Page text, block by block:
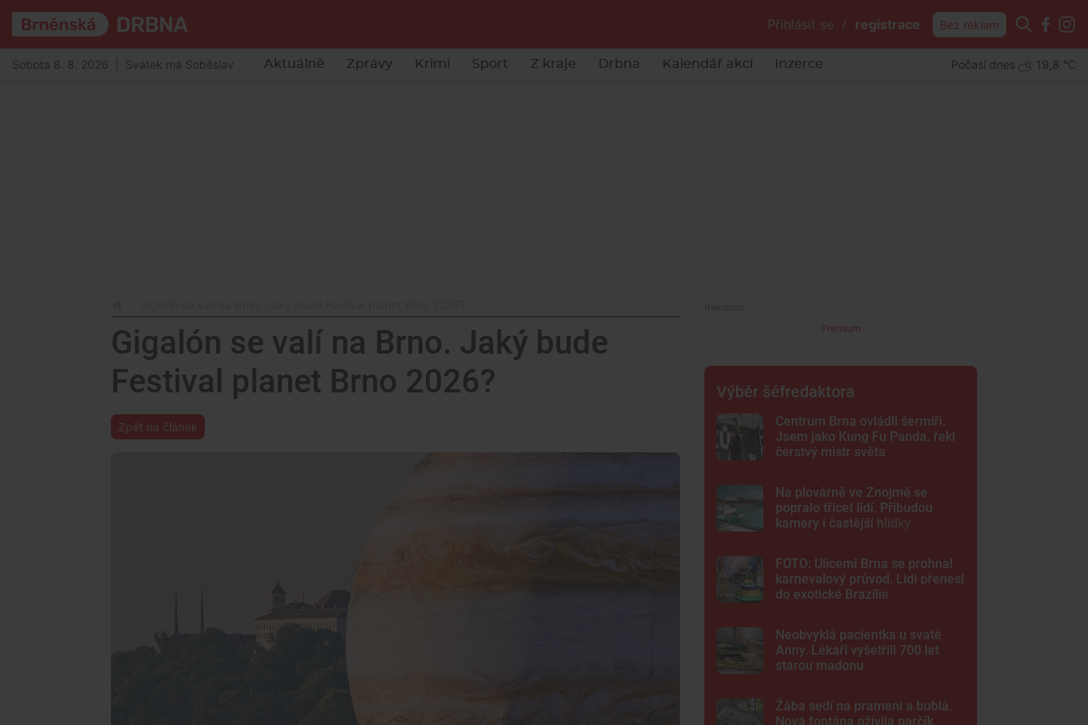
Přihlásit se / registrace Bez reklam
Sobota 8. 8. 2026 | Svátek má Soběslav Aktuálně Zprávy Krimi Sport Z kraje Drbna Kalendář akcí Inzerce Počasí dnes 19,8 °C
Gigalón se valí na Brno. Jaký bude
Festival planet Brno 2026?
Zpět na článek
Premium
Výběr šéfredaktora
Centrum Brna ovládli šermíři.
Jsem jako Kung Fu Panda, řekl
čerstvý mistr světa
Na plovárně ve Znojmě se
popralo třicet lidí. Přibudou
kamery i častější hlídky
FOTO: Ulicemi Brna se prohnal
karnevalový průvod. Lidi přenesl
do exotické Brazílie
Neobvyklá pacientka u svaté
Anny. Lékaři vyšetřili 700 let
starou madonu
Žába sedí na prameni a bublá.
Nová fontána oživila parčík